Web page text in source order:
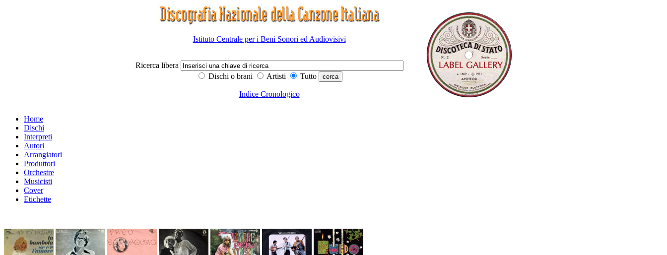
Istituto Centrale per i Beni Sonori ed Audiovisivi
Ricerca libera
Dischi o brani
Artisti Tutto
Indice Cronologico
Home
Dischi
Interpreti
Autori
Arrangiatori
Produttori
Orchestre
Musicisti
Cover
Etichette